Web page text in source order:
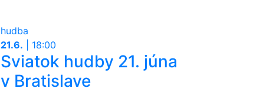
hudba
21.6.
18:00
Sviatok hudby 21. júna
v Bratislave